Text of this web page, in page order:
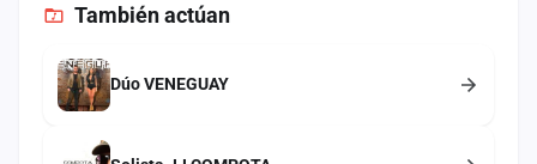
Tambiénactúan
Dúo VENEGUAY